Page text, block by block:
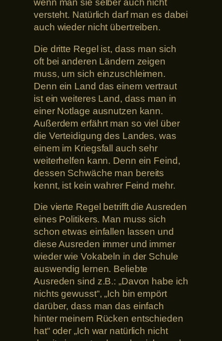
wenn man sie selber auch nicht
versteht. Natürlich darf man es dabei
auch wieder nicht übertreiben.
Die dritte Regel ist, dass man sich
oft bei anderen Ländern zeigen
muss, um sich einzuschleimen.
Denn ein Land das einem vertraut
ist ein weiteres Land, dass man in
einer Notlage ausnutzen kann.
Außerdem erfährt man so viel über
die Verteidigung des Landes, was
einem im Kriegsfall auch sehr
weiterhelfen kann. Denn ein Feind,
dessen Schwäche man bereits
kennt, ist kein wahrer Feind mehr.
Die vierte Regel betrifft die Ausreden
eines Politikers. Man muss sich
schon etwas einfallen lassen und
diese Ausreden immer und immer
wieder wie Vokabeln in der Schule
auswendig lernen. Beliebte
Ausreden sind z.B.: „Davon habe ich
nichts gewusst“, „Ich bin empört
darüber, dass man das einfach
hinter meinem Rücken entschieden
hat“ oder „Ich war natürlich nicht